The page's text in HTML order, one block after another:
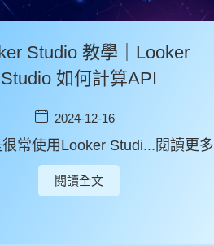
Studio 教學｜Looker
Studio 如何計算API
2024-12-16
常使用Looker Studi...閱讀更多
閱讀全文